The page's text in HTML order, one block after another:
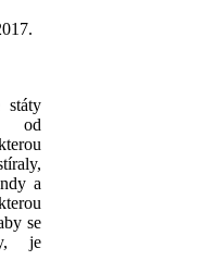
.
státy
od
a
se
je